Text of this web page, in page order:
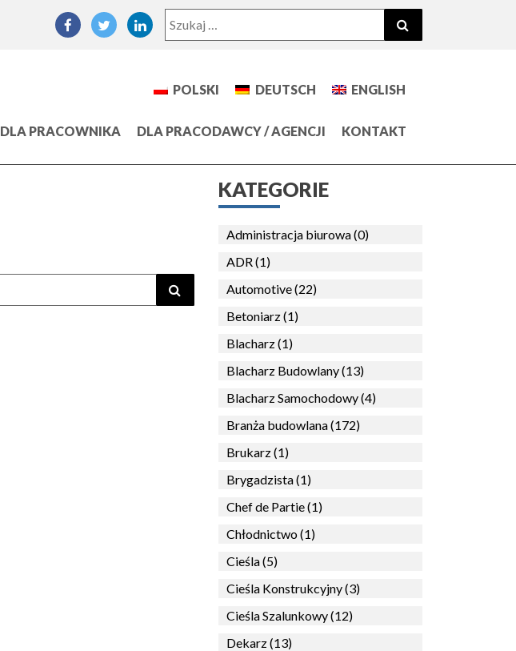
Search
for:
SZUKAJ
POLSKI DEUTSCH ENGLISH
DLA PRACOWNIKA DLA PRACODAWCY / AGENCJI KONTAKT
SZUKAJ
KATEGORIE
Administracja biurowa (0)
ADR (1)
Automotive (22)
Betoniarz (1)
Blacharz (1)
Blacharz Budowlany (13)
Blacharz Samochodowy (4)
Branża budowlana (172)
Brukarz (1)
Brygadzista (1)
Chef de Partie (1)
Chłodnictwo (1)
Cieśla (5)
Cieśla Konstrukcyjny (3)
Cieśla Szalunkowy (12)
Dekarz (13)